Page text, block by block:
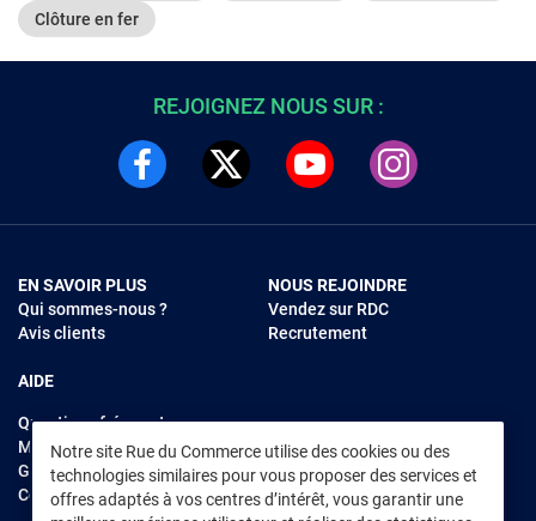
Clôture en fer
Notre site Rue du Commerce utilise des cookies ou des
technologies similaires pour vous proposer des services et
offres adaptés à vos centres d’intérêt, vous garantir une
REJOIGNEZ NOUS SUR :
EN SAVOIR PLUS
Qui sommes-nous ?
Avis clients
AIDE
Questions fréquentes
Modes de règlements
Garantie et retours
Contacter Rue du Commerce
NOUS REJOINDRE
Vendez sur RDC
Recrutement